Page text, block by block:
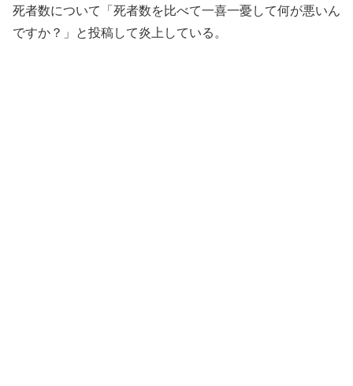
死者数について「死者数を比べて一喜一憂して何が悪いん
ですか？」と投稿して炎上している。